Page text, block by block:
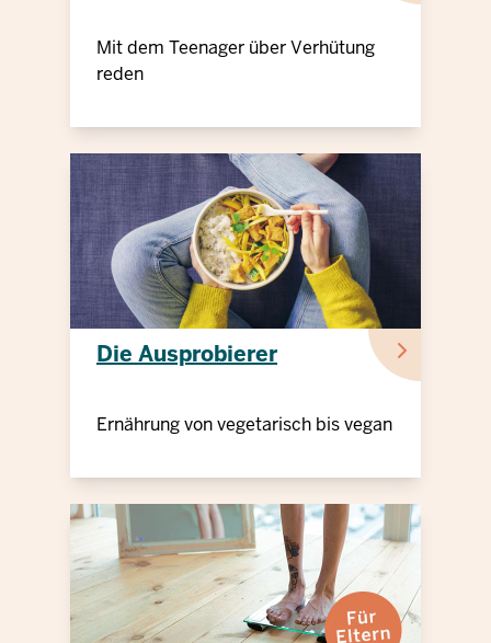
Mit dem Teenager über Verhütung
reden
Die Ausprobierer
Ernährung von vegetarisch bis vegan